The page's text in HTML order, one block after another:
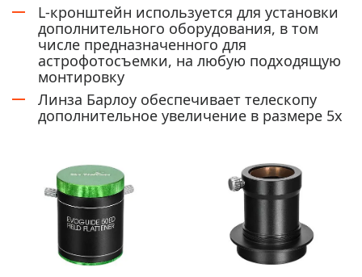
L-кронштейн используется для установки
дополнительного оборудования, в том
числе предназначенного для
астрофотосъемки, на любую подходящую
монтировку
Линза Барлоу обеспечивает телескопу
дополнительное увеличение в размере 5х